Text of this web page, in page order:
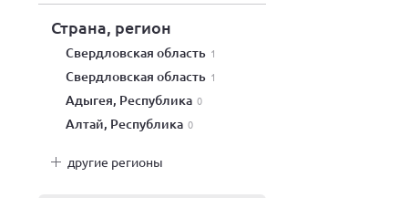
Страна, регион
Свердловская область 1
Свердловская область 1
Адыгея, Республика 0
Алтай, Республика 0
другие регионы